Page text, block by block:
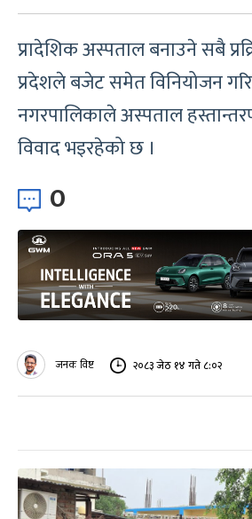
प्रादेशिक अस्पताल बनाउने सबै
प्रदेशले बजेट समेत विनियोजन
नगरपालिकाले अस्पताल
विवाद भइरहेको छ ।
0
जनक विष्ट २०८३ जेठ १४ गते ८:०२